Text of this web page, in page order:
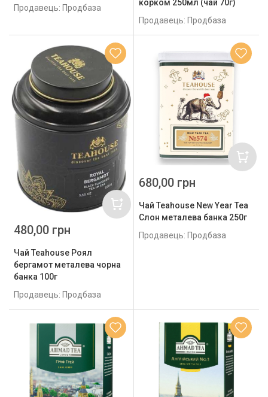
Продавець: Продбаза
корком 250мл (чай 70г)
Продавець: Продбаза
Чай Teahouse Роял
бергамот металева чорна
банка 100г
Продавець: Продбаза
480,00 грн
Чай Teahouse New Year Tea
Слон металева банка 250г
Продавець: Продбаза
680,00 грн